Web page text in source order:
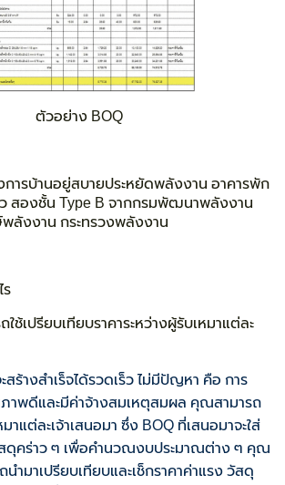
ตัวอย่าง BOQ
การบ้านอยู่สบายประหยัดพลังงาน อาคารพัก
สองชั้น Type B จากกรมพัฒนาพลังงาน
ลังงาน กระทรวงพลังงาน
ร
ใช้เปรียบเทียบราคาระหว่างผู้รับเหมาแต่ละ
สร้างสำเร็จได้รวดเร็ว ไม่มีปัญหา คือ การ
าพดีและมีค่าจ้างสมเหตุสมผล คุณสามารถ
าแต่ละเจ้าเสนอมา ซึ่ง BOQ ที่เสนอมาจะใส่
สดุคร่าว ๆ เพื่อคำนวณงบประมาณต่าง ๆ คุณ
นำมาเปรียบเทียบและเช็กราคาค่าแรง วัสดุ